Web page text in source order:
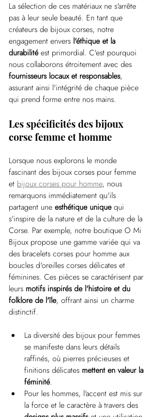
La sélection de ces matériaux ne s'arrête
pas à leur seule beauté. En tant que
créateurs de bijoux corses, notre
engagement envers l'éthique et la
durabilité est primordial. C'est pourquoi
nous collaborons étroitement avec des
fournisseurs locaux et responsables,
assurant ainsi l'intégrité de chaque pièce
qui prend forme entre nos mains.
Les spécificités des bijoux
corse femme et homme
Lorsque nous explorons le monde
fascinant des bijoux corses pour femme
et bijoux corses pour homme, nous
remarquons immédiatement qu'ils
partagent une esthétique unique qui
s'inspire de la nature et de la culture de la
Corse. Par exemple, notre boutique O Mi
Bijoux propose une gamme variée qui va
des bracelets corses pour homme aux
boucles d'oreilles corses délicates et
féminines. Ces pièces se caractérisent par
leurs motifs inspirés de l'histoire et du
folklore de l'île, offrant ainsi un charme
distinctif.
La diversité des bijoux pour femmes
se manifeste dans leurs détails
raffinés, où pierres précieuses et
finitions délicates mettent en valeur la
féminité.
Pour les hommes, l'accent est mis sur
la force et le caractère à travers des